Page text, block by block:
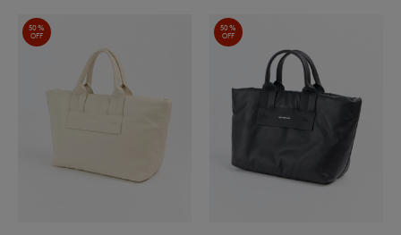
50%
OFF
50%
OFF